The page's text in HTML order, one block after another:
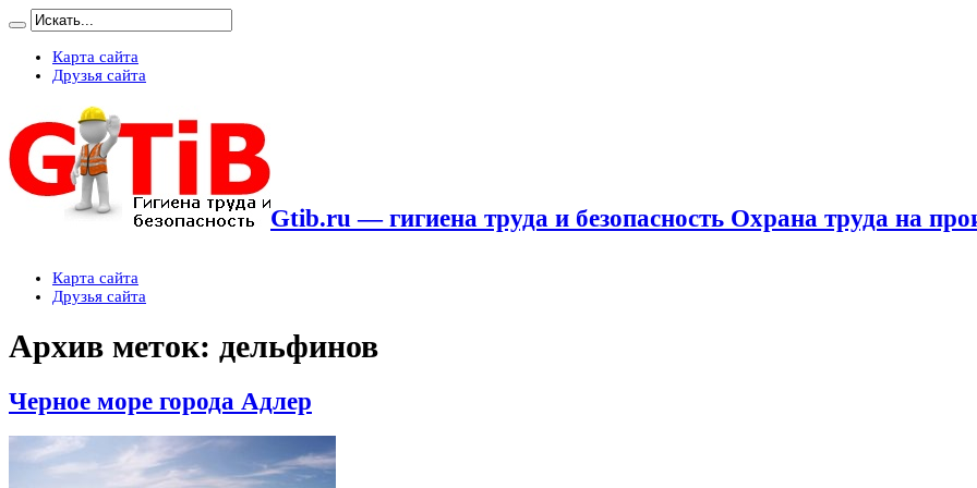
Карта сайта
Друзья сайта
Gtib.ru — гигиена труда и безопасность Охрана труда на
Карта сайта
Друзья сайта
Архив меток: дельфинов
Черное море города Адлер